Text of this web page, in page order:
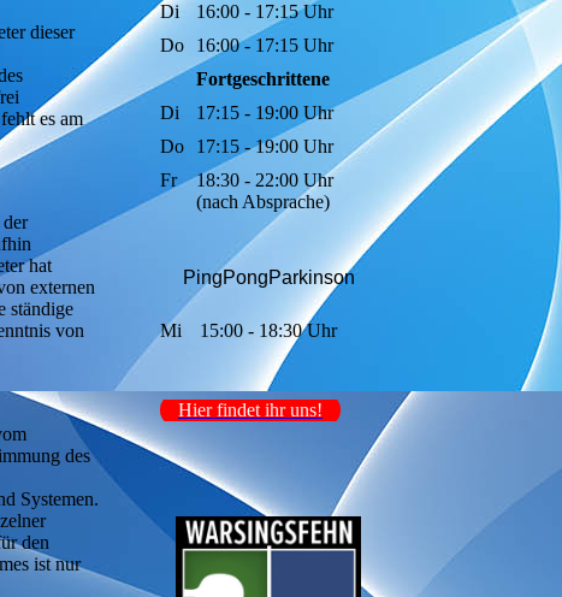
dieser
es am
hat
externen
ständige
von
des
Systemen.
den
ist nur
Di
16:00 - 17:15 Uhr
Do
16:00 - 17:15 Uhr
Fortgeschrittene
Di
17:15 - 19:00 Uhr
Do
17:15 - 19:00 Uhr
Fr
18:30 - 22:00 Uhr
(nach Absprache)
PingPongParkinson
Mi 15:00 - 18:30 Uhr
Hier findet ihr uns!